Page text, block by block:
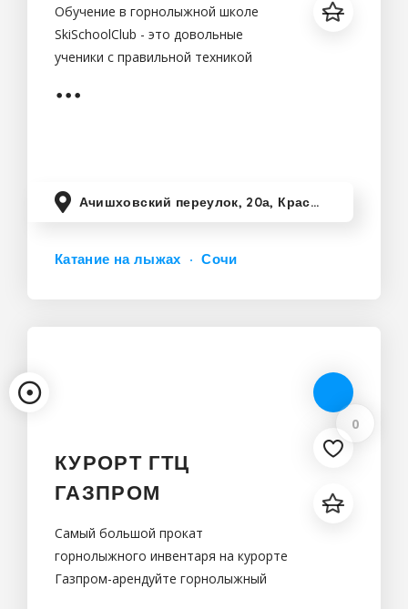
Обучение в горнолыжной школе
SkiSchoolClub - это довольные
ученики с правильной техникой
положительных эмоций, блеск в
Ачишховский переулок, 20а, Красная Поляна, Краснодарский край, Россия
Катание на лыжах Сочи
0
КУРОРТ ГТЦ
ГАЗПРОМ
Самый большой прокат
горнолыжного инвентаря на курорте
Газпром-арендуйте горнолыжный